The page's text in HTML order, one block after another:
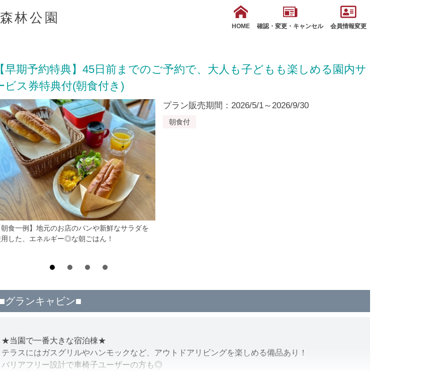
林公園
HOME 確認・変更・キャンセル 会員情報変更
【早期予約特典】45日前までのご予約で、大人も子どもも楽しめる園内サ
ビス券特典付(朝食付き)
朝食一例】地元のお店のパンや新鮮なサラダを
した、エネルギー◎な朝ごはん！
プラン販売期間：2026/5/1～2026/9/30
朝食付
■グランキャビン■
★当園で一番大きな宿泊棟★
テラスにはガスグリルやハンモックなど、アウトドアリビングを楽しめる備品あり！
バリアフリー設計で車椅子ユーザーの方も◎